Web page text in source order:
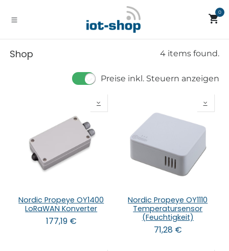
0
Shop 4 items found.
Preise inkl. Steuern anzeigen
Nordic Propeye OY1400
LoRaWAN Konverter
177,19€
Nordic Propeye OY1110
Temperatursensor
(Feuchtigkeit)
71,28€